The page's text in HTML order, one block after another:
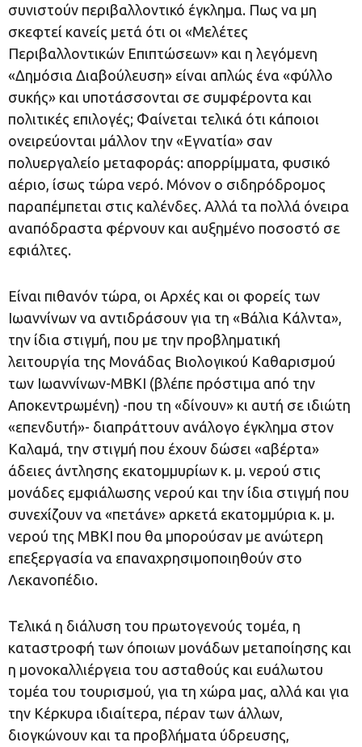
συνιστούν περιβαλλοντικό έγκλημα. Πως να μη
σκεφτεί κανείς μετά ότι οι «Μελέτες
Περιβαλλοντικών Επιπτώσεων» και η λεγόμενη
«Δημόσια Διαβούλευση» είναι απλώς ένα «φύλλο
συκής» και υποτάσσονται σε συμφέροντα και
πολιτικές επιλογές; Φαίνεται τελικά ότι κάποιοι
ονειρεύονται μάλλον την «Εγνατία» σαν
πολυεργαλείο μεταφοράς: απορρίμματα, φυσικό
αέριο, ίσως τώρα νερό. Μόνον ο σιδηρόδρομος
παραπέμπεται στις καλένδες. Αλλά τα πολλά όνειρα
αναπόδραστα φέρνουν και αυξημένο ποσοστό σε
εφιάλτες.
Είναι πιθανόν τώρα, οι Αρχές και οι φορείς των
Ιωαννίνων να αντιδράσουν για τη «Βάλια Κάλντα»,
την ίδια στιγμή, που με την προβληματική
λειτουργία της Μονάδας Βιολογικού Καθαρισμού
των Ιωαννίνων-ΜΒΚΙ (βλέπε πρόστιμα από την
Αποκεντρωμένη) -που τη «δίνουν» κι αυτή σε ιδιώτη
«επενδυτή»- διαπράττουν ανάλογο έγκλημα στον
Καλαμά, την στιγμή που έχουν δώσει «αβέρτα»
άδειες άντλησης εκατομμυρίων κ. μ. νερού στις
μονάδες εμφιάλωσης νερού και την ίδια στιγμή που
συνεχίζουν να «πετάνε» αρκετά εκατομμύρια κ. μ.
νερού της ΜΒΚΙ που θα μπορούσαν με ανώτερη
επεξεργασία να επαναχρησιμοποιηθούν στο
Λεκανοπέδιο.
Τελικά η διάλυση του πρωτογενούς τομέα, η
καταστροφή των όποιων μονάδων μεταποίησης και
η μονοκαλλιέργεια του ασταθούς και ευάλωτου
τομέα του τουρισμού, για τη χώρα μας, αλλά και για
την Κέρκυρα ιδιαίτερα, πέραν των άλλων,
διογκώνουν και τα προβλήματα ύδρευσης,